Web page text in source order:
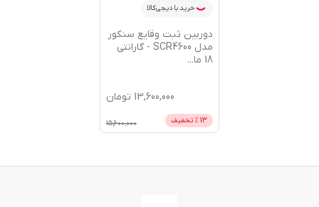
خرید با دیجی‌کالا
دوربین ثبت وقایع سنکور
مدل SCR4600 - گارانتی
18 ما
...
13,600,000 تومان
13 % تخفیف 15,600,000